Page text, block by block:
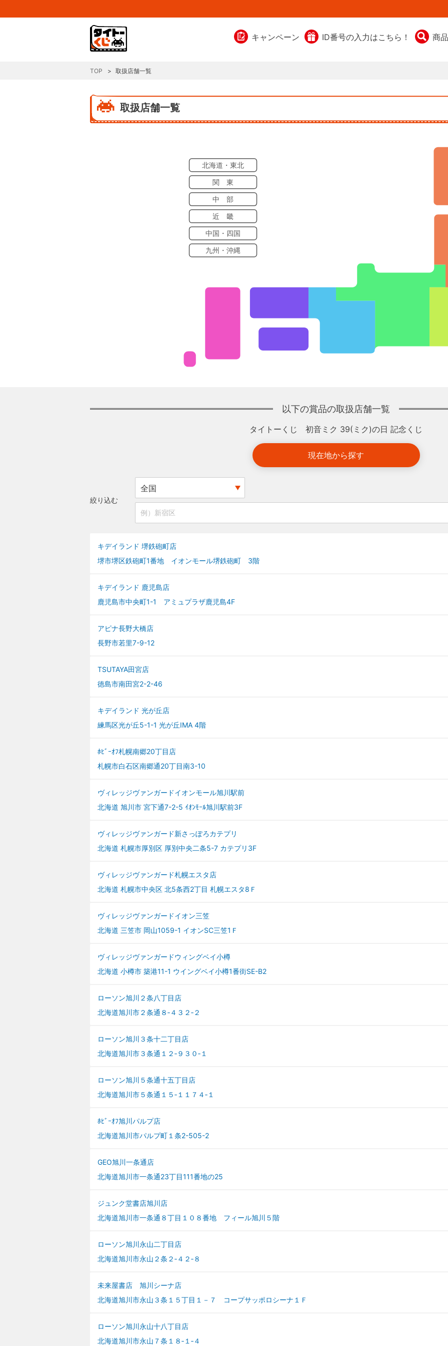
キャンペーン ID番号の入力はこちら！ 商
TOP 取扱店舗一覧
取扱店舗一覧
九州・沖縄
中国・四国
近 畿
中 部
関 東
北海道・東北
以下の賞品の取扱店舗一覧
タイトーくじ 初音ミク 39(ミク)の日 記念くじ
現在地から探す
絞り込む
キデイランド 堺鉄砲町店
堺市堺区鉄砲町1番地 イオンモール堺鉄砲町 3階
キデイランド 鹿児島店
鹿児島市中央町1-1 アミュプラザ鹿児島4F
アピナ長野大橋店
長野市若里7-9-12
TSUTAYA田宮店
徳島市南田宮2-2-46
キデイランド 光が丘店
練馬区光が丘5-1-1 光が丘IMA 4階
ﾎﾋﾞｰｵﾌ札幌南郷20丁目店
札幌市白石区南郷通20丁目南3-10
ヴィレッジヴァンガードイオンモール旭川駅前
北海道 旭川市 宮下通7-2-5 ｲｵﾝﾓｰﾙ旭川駅前3F
ヴィレッジヴァンガード新さっぽろカテプリ
北海道 札幌市厚別区 厚別中央二条5-7 カテプリ3F
ヴィレッジヴァンガード札幌エスタ店
北海道 札幌市中央区 北5条西2丁目 札幌エスタ8Ｆ
ヴィレッジヴァンガードイオン三笠
北海道 三笠市 岡山1059-1 イオンSC三笠1Ｆ
ヴィレッジヴァンガードウィングベイ小樽
北海道 小樽市 築港11-1 ウイングベイ小樽1番街SE-B2
ローソン旭川２条八丁目店
北海道旭川市２条通８‐４３２‐２
ローソン旭川３条十二丁目店
北海道旭川市３条通１２‐９３０‐１
ローソン旭川５条通十五丁目店
北海道旭川市５条通１５‐１１７４‐１
ﾎﾋﾞｰｵﾌ旭川パルプ店
北海道旭川市パルプ町１条2-505-2
GEO旭川一条通店
北海道旭川市一条通23丁目111番地の25
ジュンク堂書店旭川店
北海道旭川市一条通８丁目１０８番地 フィール旭川５階
ローソン旭川永山二丁目店
北海道旭川市永山２条２‐４２‐８
未来屋書店 旭川シーナ店
北海道旭川市永山３条１５丁目１－７ コープサッポロシーナ１Ｆ
ローソン旭川永山十八丁目店
北海道旭川市永山７条１８‐１‐４